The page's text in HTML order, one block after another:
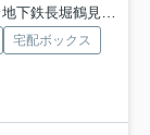
地下鉄長堀鶴見緑地「門真南」駅 徒歩11分
宅配ボックス